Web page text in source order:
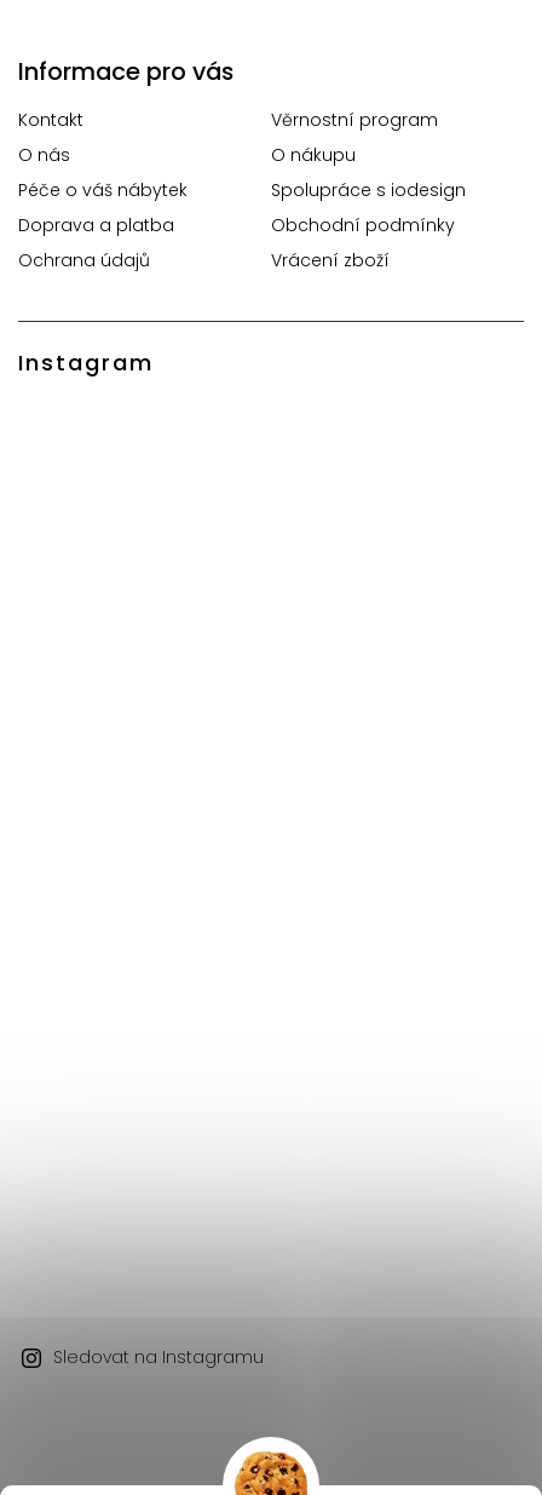
Informace pro vás
Kontakt
Věrnostní program
O nás
O nákupu
Péče o váš nábytek
Spolupráce s iodesign
Doprava a platba
Obchodní podmínky
Ochrana údajů
Vrácení zboží
Instagram
Sledovat na Instagramu